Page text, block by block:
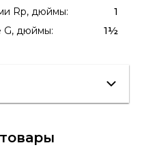
Rp, дюймы:
1
G, дюймы: 1½